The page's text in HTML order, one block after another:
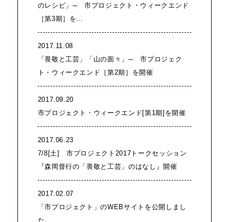
のレシピ」─ 市プロジェクト・ウィークエンド
［第3期］を…
2017.11.08
「畏敬と工芸」「山の面々」─ 市プロジェク
ト・ウィークエンド［第2期］を開催
2017.09.20
市プロジェクト・ウィークエンド[第1期]を開催
2017.06.23
7/8[土] 市プロジェクト2017トークセッション
『森岡督行の「畏敬と工芸」のはなし』開催
2017.02.07
「市プロジェクト」のWEBサイトを公開しまし
た。